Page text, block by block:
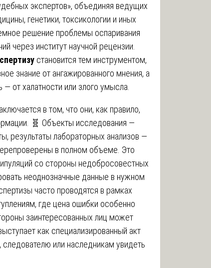
экспертов», объединяя ведущих
генетики, токсикологии и иных
решение проблемы оспаривания
через институт научной рецензии.
становится тем инструментом,
знание от ангажированного мнения, а
от халатности или злого умысла.
в том, что они, как правило,
🧬 Объекты исследования —
результаты лабораторных анализов —
в полном объеме. Это
со стороны недобросовестных
неоднозначные данные в нужном
часто проводятся в рамках
где цена ошибки особенно
заинтересованных лиц может
как специализированный акт
или наследникам увидеть